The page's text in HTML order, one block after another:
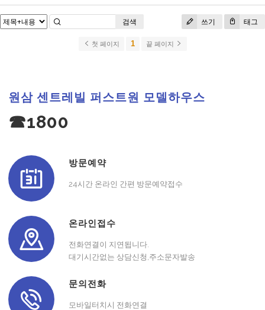
쓰기 태그
검색
첫 페이지 1 끝 페이지
원삼 센트레빌 퍼스트원 모델하우스
☎1800
방문예약
24시간 온라인 간편 방문예약접수
온라인접수
전화연결이 지연됩니다.
대기시간없는 상담신청,주소문자발송
문의전화
모바일터치시 전화연결